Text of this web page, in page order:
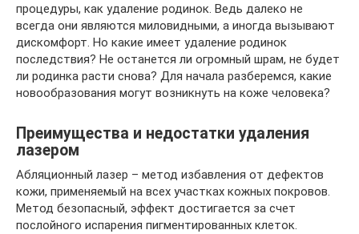
процедуры, как удаление родинок. Ведь далеко не
всегда они являются миловидными, а иногда вызывают
дискомфорт. Но какие имеет удаление родинок
последствия? Не останется ли огромный шрам, не будет
ли родинка расти снова? Для начала разберемся, какие
новообразования могут возникнуть на коже человека?
Преимущества и недостатки удаления
лазером
Абляционный лазер – метод избавления от дефектов
кожи, применяемый на всех участках кожных покровов.
Метод безопасный, эффект достигается за счет
послойного испарения пигментированных клеток.